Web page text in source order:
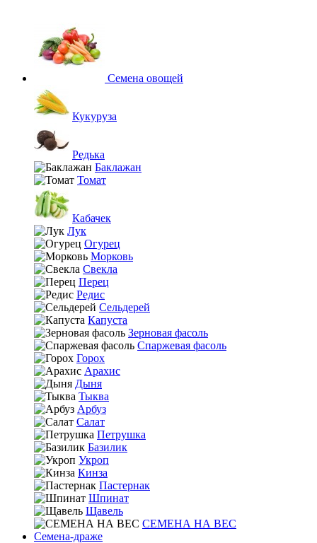
Семена овощей
Кукуруза
Редька
Баклажан
Томат
Кабачек
Лук
Огурец
Морковь
Свекла
Перец
Редис
Сельдерей
Капуста
Зерновая фасоль
Спаржевая фасоль
Горох
Арахис
Дыня
Тыква
Арбуз
Салат
Петрушка
Базилик
Укроп
Кинза
Пастернак
Шпинат
Щавель
СЕМЕНА НА ВЕС
Семена-драже